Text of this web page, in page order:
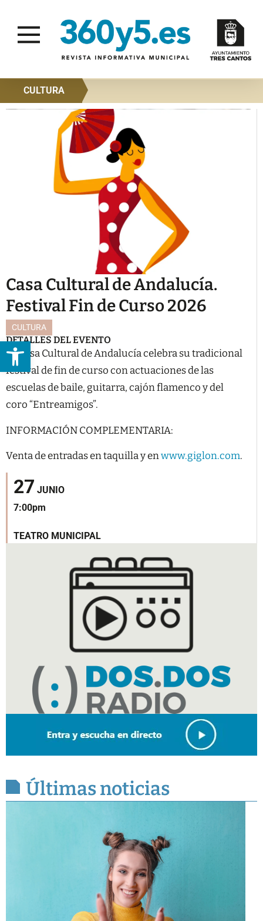
Abrir barra de herramientas
CULTURA
Casa Cultural de Andalucía.
Festival Fin de Curso 2026
CULTURA
DETALLES DEL EVENTO
La Casa Cultural de Andalucía celebra su tradicional
festival de fin de curso con actuaciones de las
escuelas de baile, guitarra, cajón flamenco y del
coro “Entreamigos”.
INFORMACIÓN COMPLEMENTARIA:
Venta de entradas en taquilla y enwww.giglon.com.
27 JUNIO
7:00pm
TEATRO MUNICIPAL
Últimas noticias